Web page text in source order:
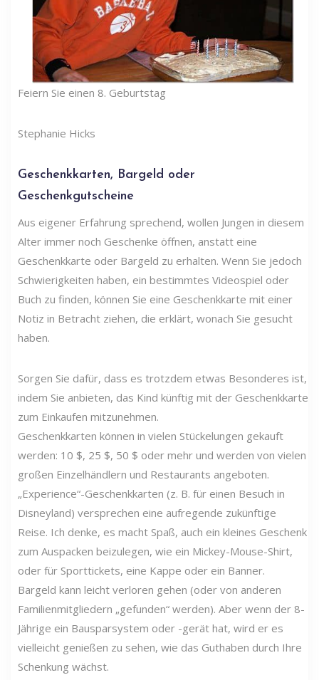
Feiern Sie einen 8. Geburtstag
Stephanie Hicks
Geschenkkarten, Bargeld oder
Geschenkgutscheine
Aus eigener Erfahrung sprechend, wollen Jungen in diesem
Alter immer noch Geschenke öffnen, anstatt eine
Geschenkkarte oder Bargeld zu erhalten. Wenn Sie jedoch
Schwierigkeiten haben, ein bestimmtes Videospiel oder
Buch zu finden, können Sie eine Geschenkkarte mit einer
Notiz in Betracht ziehen, die erklärt, wonach Sie gesucht
haben.
Sorgen Sie dafür, dass es trotzdem etwas Besonderes ist,
indem Sie anbieten, das Kind künftig mit der Geschenkkarte
zum Einkaufen mitzunehmen.
Geschenkkarten können in vielen Stückelungen gekauft
werden: 10 $, 25 $, 50 $ oder mehr und werden von vielen
großen Einzelhändlern und Restaurants angeboten.
„Experience“-Geschenkkarten (z. B. für einen Besuch in
Disneyland) versprechen eine aufregende zukünftige
Reise. Ich denke, es macht Spaß, auch ein kleines Geschenk
zum Auspacken beizulegen, wie ein Mickey-Mouse-Shirt,
oder für Sporttickets, eine Kappe oder ein Banner.
Bargeld kann leicht verloren gehen (oder von anderen
Familienmitgliedern „gefunden“ werden). Aber wenn der 8-
Jährige ein Bausparsystem oder -gerät hat, wird er es
vielleicht genießen zu sehen, wie das Guthaben durch Ihre
Schenkung wächst.